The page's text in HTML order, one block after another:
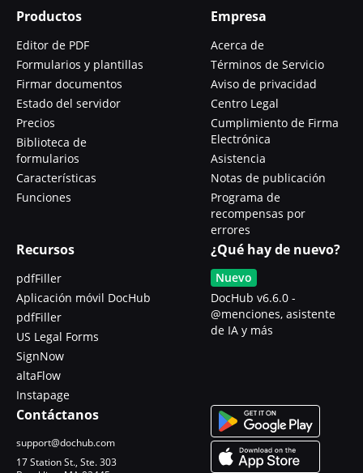
Productos
Editor de PDF
Formularios y plantillas
Firmar documentos
Estado del servidor
Precios
Biblioteca de
formularios
Características
Funciones
Empresa
Acerca de
Términos de Servicio
Aviso de privacidad
Centro Legal
Cumplimiento de Firma
Electrónica
Asistencia
Notas de publicación
Programa de
recompensas por
errores
Recursos
pdfFiller
Aplicación móvil DocHub
pdfFiller
US Legal Forms
SignNow
altaFlow
Instapage
¿Qué hay de nuevo?
Nuevo
DocHub v6.6.0 -
@menciones, asistente
de IA y más
Contáctanos
support@dochub.com
17 Station St., Ste. 303